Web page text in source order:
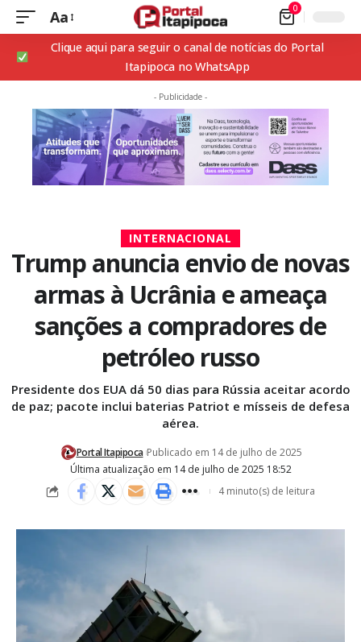
Aa 0
Clique aqui para seguir o canal de notícias do Portal
Itapipoca no WhatsApp
- Publicidade -
INTERNACIONAL
Trump anuncia envio de novas
armas à Ucrânia e ameaça
sanções a compradores de
petróleo russo
Presidente dos EUA dá 50 dias para Rússia aceitar acordo
de paz; pacote inclui baterias Patriot e mísseis de defesa
aérea.
Última atualização em 14 de julho de 2025 18:52
Portal Itapipoca Publicado em 14 de julho de 2025
4 minuto(s) de leitura